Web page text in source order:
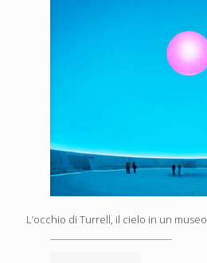
L’occhio di Turrell, il cielo in un museo